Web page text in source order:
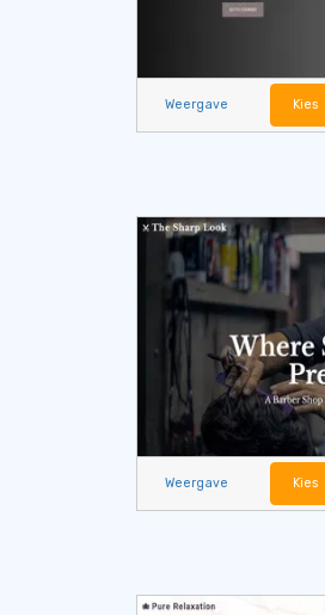
Weergave Kies
Weergave Kies